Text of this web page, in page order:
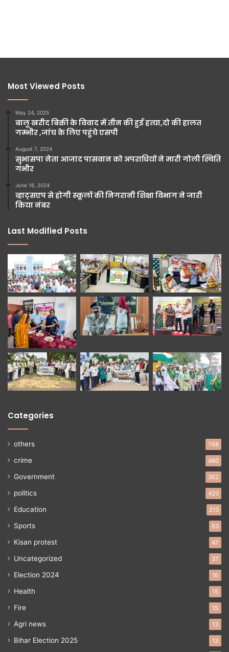
Most Viewed Posts
May 24, 2025
बालू खरीद बिक्री के विवाद में तीन की हुई हत्या,दो की हालत
गम्भीर ,जांच के लिए पहुंचे एसपी
August 7, 2024
सुभासपा नेता आजाद पासवान को अपराधियों ने मारी गोली स्थिति
गंभीर
June 16, 2024
व्हाट्सएप से होगी स्कूलों की निगरानी शिक्षा विभाग ने जारी
किया नंबर
Last Modified Posts
Categories
others 768
crime 480
Government 362
politics 420
Education 213
Sports 63
Kisan protest 47
Uncategorized 37
Election 2024 16
Health 15
Fire 15
Agri news 13
Bihar Election 2025 13